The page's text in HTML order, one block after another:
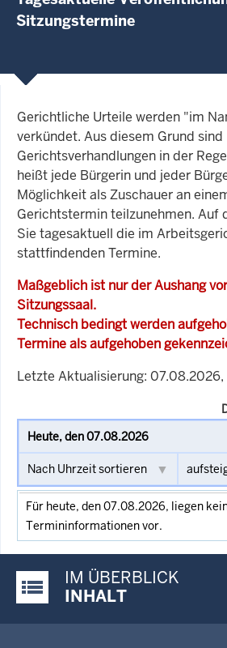
Sitzungstermine
Gerichtliche Urteile werden "im
verkündet. Aus diesem Grund sind
Gerichtsverhandlungen in der
heißt jede Bürgerin und jeder
Möglichkeit als Zuschauer an
Gerichtstermin teilzunehmen. Auf
Sie tagesaktuell die im
stattfindenden Termine.
Maßgeblich ist nur der Aushang
Sitzungssaal.
Technisch bedingt werden
Termine als aufgehoben
Letzte Aktualisierung: 07.08.2026,
Für heute, den 07.08.2026, liegen
Termininformationen vor.
Justiz-Portal im Überblick:
IM ÜBERBLICK
INHALT